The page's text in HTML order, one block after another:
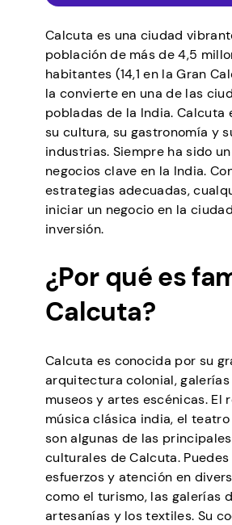
Calcuta es una ciudad
población de más de 4,5
habitantes (14,1 en la Gran
la convierte en una de las
pobladas de la India. Calcuta
su cultura, su gastronomía y
industrias. Siempre ha sido
negocios clave en la India.
estrategias adecuadas,
iniciar un negocio en la
inversión.
¿Por qué es
Calcuta?
Calcuta es conocida por su
arquitectura colonial, galerías
museos y artes escénicas. El
música clásica india, el
son algunas de las
culturales de Calcuta.
esfuerzos y atención en
como el turismo, las galerías
artesanías y los textiles. Su